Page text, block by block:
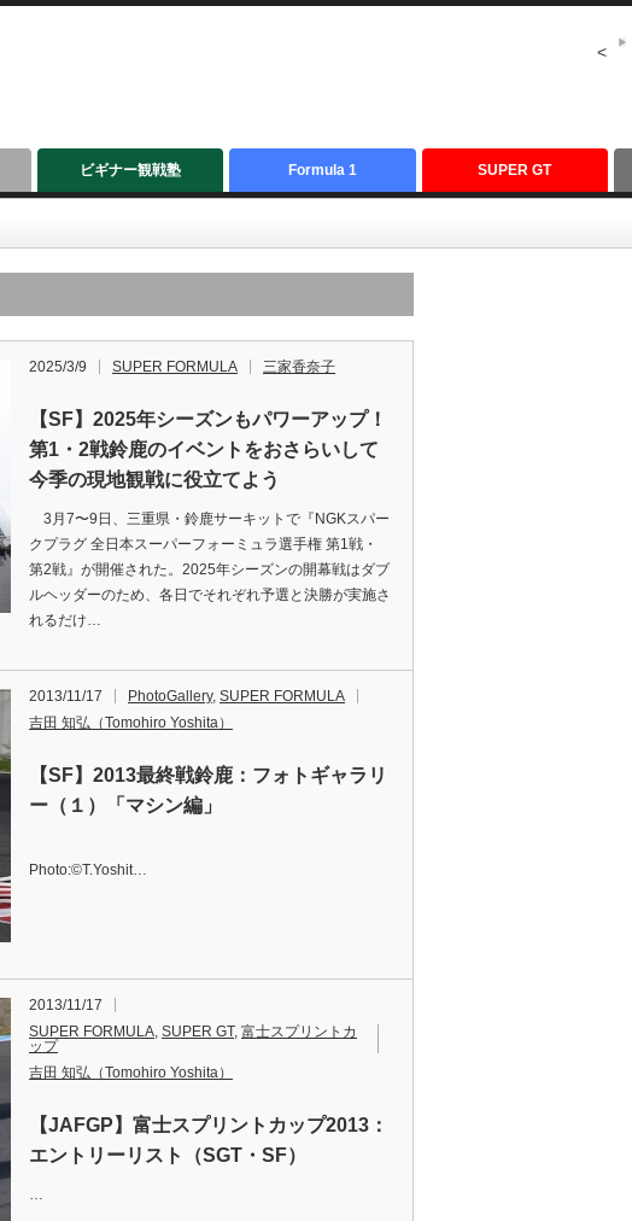
<
ビギナー観戦塾 Formula 1 SUPER GT
2025/3/9 SUPER FORMULA 三家香奈子
【SF】2025年シーズンもパワーアップ！
第1・2戦鈴鹿のイベントをおさらいして
今季の現地観戦に役立てよう
3月7〜9日、三重県・鈴鹿サーキットで『NGKスパー
クプラグ 全日本スーパーフォーミュラ選手権 第1戦・
第2戦』が開催された。2025年シーズンの開幕戦はダブ
ルヘッダーのため、各日でそれぞれ予選と決勝が実施さ
れるだけ…
2013/11/17 PhotoGallery, SUPER FORMULA
吉田 知弘（Tomohiro Yoshita）
【SF】2013最終戦鈴鹿：フォトギャラリ
ー（１）「マシン編」
Photo:©T.Yoshit…
2013/11/17
SUPER FORMULA, SUPER GT, 富士スプリントカ
ップ
吉田 知弘（Tomohiro Yoshita）
【JAFGP】富士スプリントカップ2013：
エントリーリスト（SGT・SF）
…